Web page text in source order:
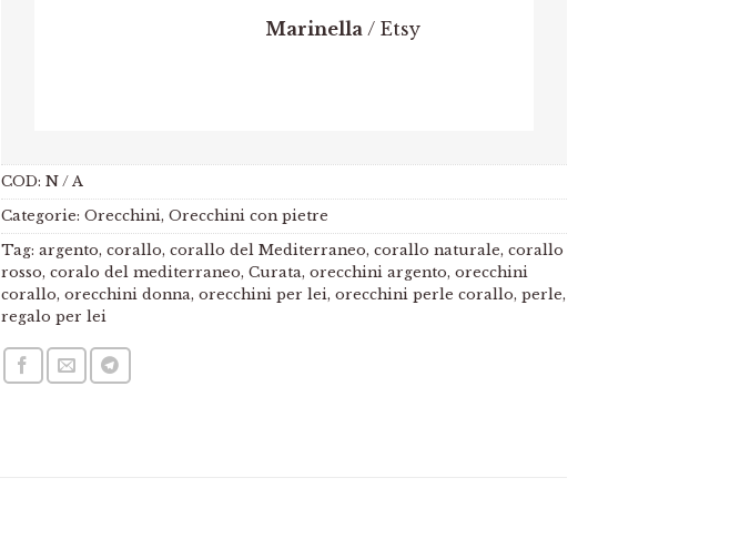
Marinella / Etsy
COD: N / A
Categorie: Orecchini, Orecchini con pietre
Tag: argento, corallo, corallo del Mediterraneo, corallo naturale, corallo
rosso, coralo del mediterraneo, Curata, orecchini argento, orecchini
corallo, orecchini donna, orecchini per lei, orecchini perle corallo, perle,
regalo per lei